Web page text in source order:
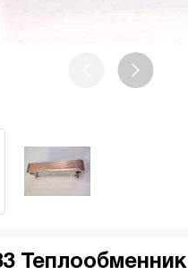
Теплообменник